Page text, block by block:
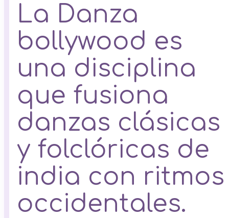
La Danza
bollywood es
una disciplina
que fusiona
danzas clásicas
y folclóricas de
india con ritmos
occidentales.